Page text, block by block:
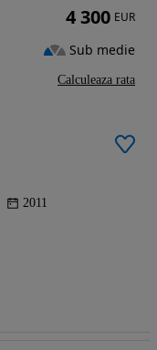
2011
4 300 EUR
Sub medie
Calculeaza rata